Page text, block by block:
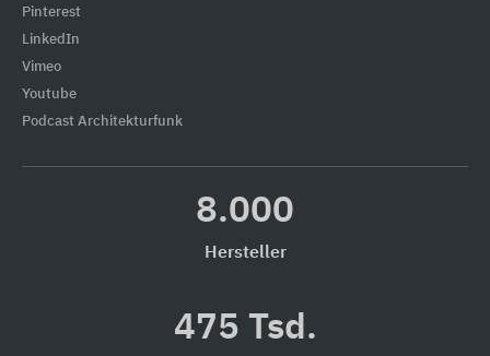
Pinterest
LinkedIn
Vimeo
Youtube
Podcast Architekturfunk
8.000
Hersteller
475 Tsd.